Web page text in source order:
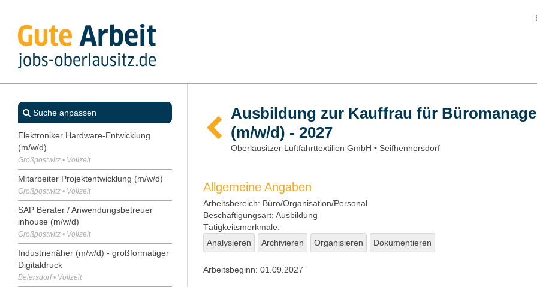
Suche anpassen
Elektroniker Hardware-Entwicklung
(m/w/d)
Großpostwitz • Vollzeit
Mitarbeiter Projektentwicklung (m/w/d)
Großpostwitz • Vollzeit
SAP Berater / Anwendungsbetreuer
inhouse (m/w/d)
Großpostwitz • Vollzeit
Industrienäher (m/w/d) - großformatiger
Digitaldruck
Beiersdorf • Vollzeit
Ausbildung zur Kauffrau für
(m/w/d) - 2027
Oberlausitzer Luftfahrttextilien GmbH • Seifhennersdorf
Allgemeine Angaben
Arbeitsbereich: Büro/Organisation/Personal
Beschäftigungsart: Ausbildung
Tätigkeitsmerkmale:
Analysieren
Archivieren Organisieren Dokumentieren
Arbeitsbeginn: 01.09.2027